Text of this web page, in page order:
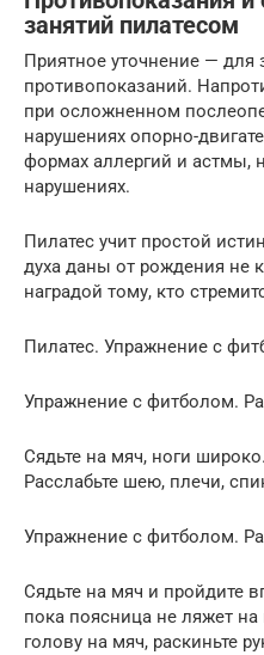
занятий пилатесом
Приятное уточнение — для
противопоказаний.
при осложненном
нарушениях опорно-
формах аллергий и астмы,
нарушениях.
Пилатес учит простой
духа даны от рождения не
наградой тому, кто
Пилатес. Упражнение с
Упражнение с фитболом.
Сядьте на мяч, ноги
Расслабьте шею, плечи,
Упражнение с фитболом.
Сядьте на мяч и пройдите
пока поясница не ляжет
голову на мяч, раскиньте